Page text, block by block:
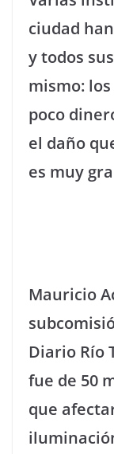
ciudad
y todos
mismo:
poco
el daño
es muy
Mauricio
Diario Río
fue de 50
que